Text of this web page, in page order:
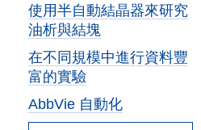
使用半自動結晶器來研究
油析與結塊
在不同規模中進行資料豐
富的實驗
AbbVie 自動化